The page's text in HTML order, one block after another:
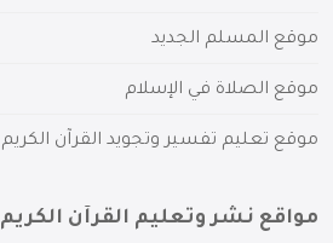
موقع المسلم الجديد
موقع الصلاة في الإسلام
موقع تعليم تفسير وتجويد القرآن الكريم
مواقع نشر وتعليم القرآن الكريم